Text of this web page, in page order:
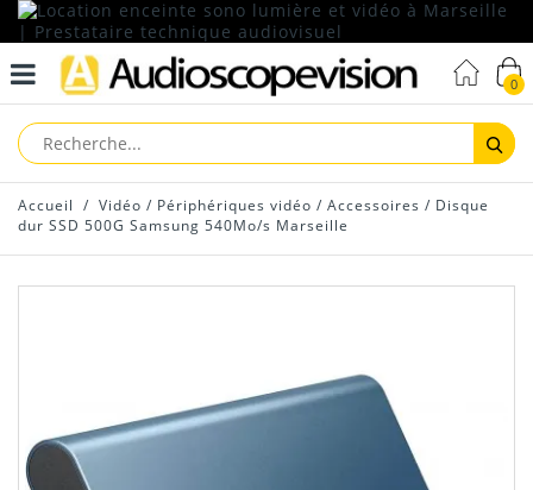
0
Accueil / Vidéo / Périphériques vidéo / Accessoires / Disque
dur SSD 500G Samsung 540Mo/s Marseille